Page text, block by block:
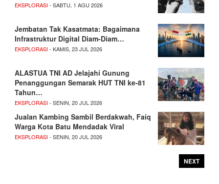
EKSPLORASI- SABTU, 1 AGU 2026
Jembatan Tak Kasatmata: Bagaimana
Infrastruktur Digital Diam-Diam…
EKSPLORASI- KAMIS, 23 JUL 2026
ALASTUA TNI AD Jelajahi Gunung
Penanggungan Semarak HUT TNI ke-81
Tahun…
EKSPLORASI- SENIN, 20 JUL 2026
Jualan Kambing Sambil Berdakwah, Faiq
Warga Kota Batu Mendadak Viral
EKSPLORASI- SENIN, 20 JUL 2026
NEXT